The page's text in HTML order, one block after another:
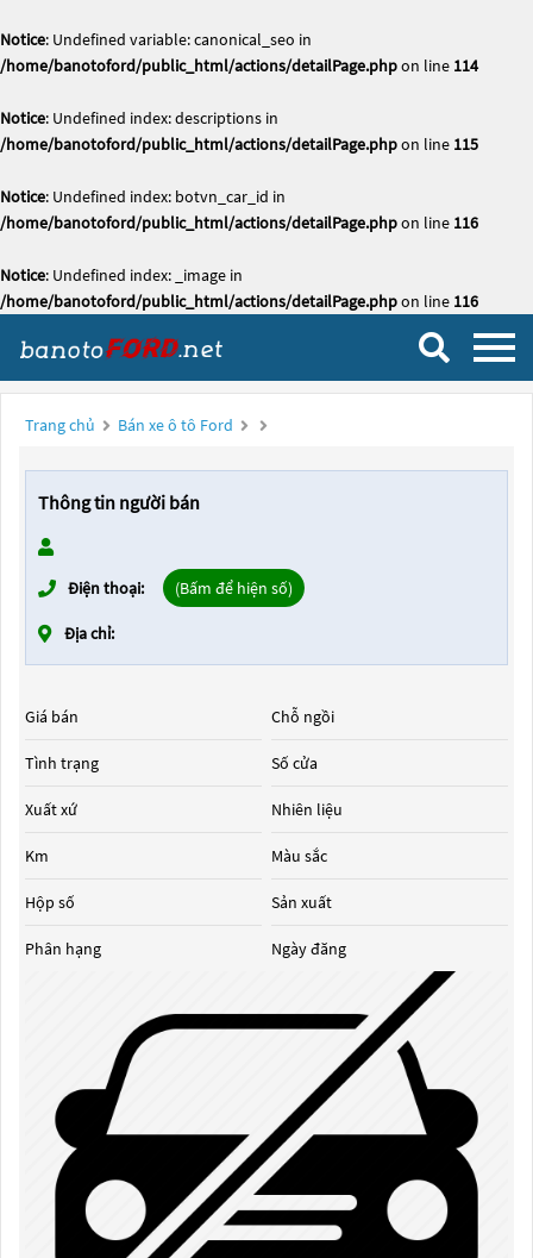
Notice: Undefined variable: canonical_seo in
/home/banotoford/public_html/actions/detailPage.phpon line 114
Notice: Undefined index: descriptions in
/home/banotoford/public_html/actions/detailPage.phpon line 115
Notice: Undefined index: botvn_car_id in
/home/banotoford/public_html/actions/detailPage.phpon line 116
Notice: Undefined index: _image in
/home/banotoford/public_html/actions/detailPage.phpon line 116
Trang chủ Bán xe ô tô Ford
Thông tin người bán
Điện thoại: (Bấm để hiện số)
Địa chỉ:
Giá bán
Tình trạng
Xuất xứ
Km
Hộp số
Phân hạng
Chỗ ngồi
Số cửa
Nhiên liệu
Màu sắc
Sản xuất
Ngày đăng